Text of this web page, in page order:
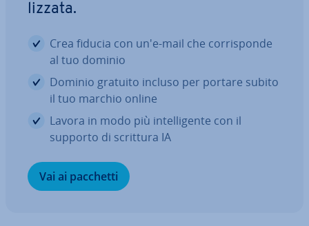
liz­za­ta.
Crea fiducia con un'e-mail che cor­ri­spon­de
al tuo dominio
Dominio gratuito incluso per portare subito
il tuo marchio online
Lavora in modo più in­tel­li­gen­te con il
supporto di scrittura IA
Vai ai pacchetti